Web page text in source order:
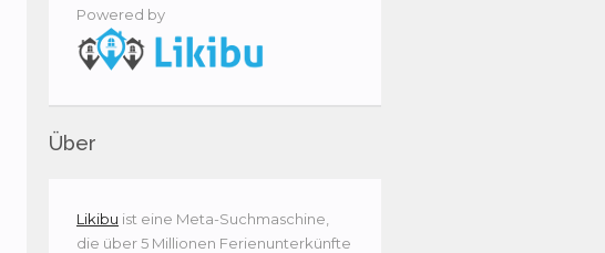
Powered by
Über
Likibu ist eine Meta-Suchmaschine,
die über 5 Millionen Ferienunterkünfte